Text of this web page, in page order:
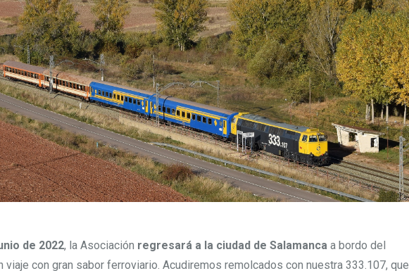
de 2022, la Asociación regresará a la ciudad de Salamanca a bordo del
viaje con gran sabor ferroviario. Acudiremos remolcados con nuestra 333.107, que